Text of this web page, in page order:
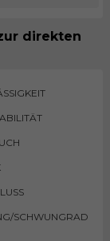
direkten
SCHWUNGRAD